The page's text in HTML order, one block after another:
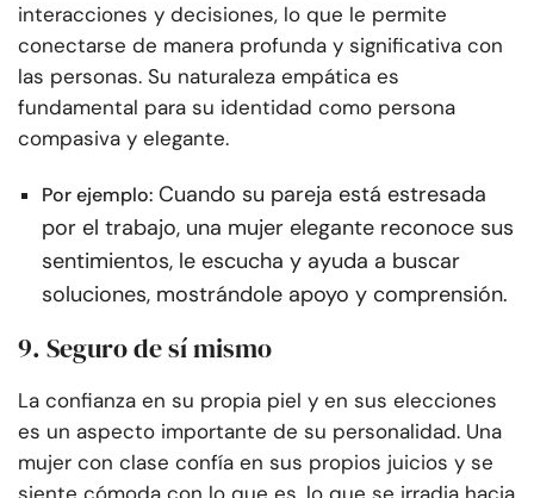
interacciones y decisiones, lo que le permite
conectarse de manera profunda y significativa con
las personas. Su naturaleza empática es
fundamental para su identidad como persona
compasiva y elegante.
Por ejemplo: Cuando su pareja está estresada
por el trabajo, una mujer elegante reconoce sus
sentimientos, le escucha y ayuda a buscar
soluciones, mostrándole apoyo y comprensión.
9. Seguro de sí mismo
La confianza en su propia piel y en sus elecciones
es un aspecto importante de su personalidad. Una
mujer con clase confía en sus propios juicios y se